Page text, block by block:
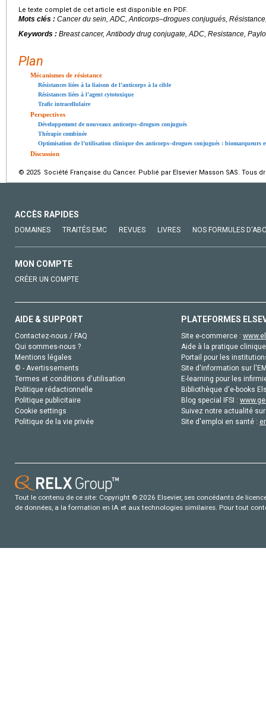
Le texte complet de cet article est disponible en PDF.
Mots clés : Cancer du sein, ADC, Anticorps–drogues conjugués,
Keywords : Breast cancer, Antibody drug conjugate, ADC, Resistance,
Plan
Mécanismes de résistance
Résistances liées à la liaison de l’anticorps à la cible
Résistances liées à l’agent cytotoxique
Trafic intracellulaire
Perspectives
Développement de nouveaux anticorps–drogues conjugués
Thérapie combinée
Optimisation de l’utilisation clinique des anticorps–drogues conjugués : biomarqueurs et
Discussion
© 2025 Société Française du Cancer. Publié par Elsevier Masson SAS. Tous
ACCÈS RAPIDES
DOMAINES TRAITÉS EMC REVUES LIVRES NOS FORMULES
MON COMPTE
CRÉER UN COMPTE
AIDE & SUPPORT
Contactez-nous / FAQ
Qui sommes-nous ?
Mentions légales
© - Avertissements
Termes et conditions d'utilisation
Politique rédactionnelle
Politique publicitaire
Cookie settings
Politique de la vie privée
PLATEFORMES
Site e-commerce :
Aide à la pratique
Portail pour les
Site d'information sur
E-learning pour les
Bibliothèque d'e-books
Blog special IFSI :
Suivez notre actualité
Site d'emploi en santé :
Tout le contenu de ce site: Copyright © 2026 Elsevier, ses concédants de
de données, a la formation en IA et aux technologies similaires. Pour tout